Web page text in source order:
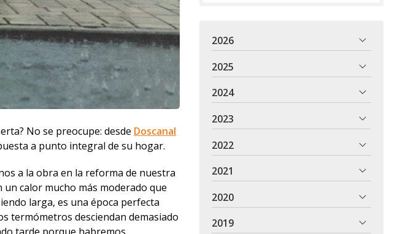
No se preocupe: desde Doscanal
a punto integral de su hogar.
a la obra en la reforma de nuestra
calor mucho más moderado que
larga, es una época perfecta
termómetros desciendan demasiado
tarde porque habremos
2026
2025
2024
2023
2022
2021
2020
2019